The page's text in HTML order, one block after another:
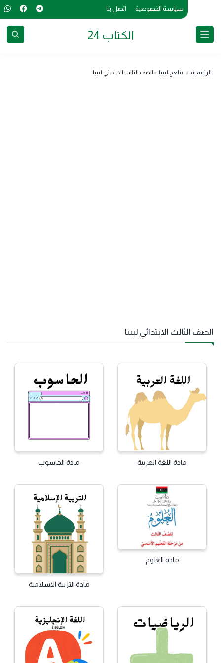
سياسة الخصوصية اتصل بنا
الكتاب 24
الرئيسية » مناهج ليبيا » الصف الثالث الابتدائي ليبيا
الصف الثالث الابتدائي ليبيا
مادة اللغة العربية مادة الحاسوب
مادة العلوم
مادة التربية الاسلامية